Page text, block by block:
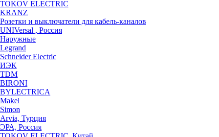
TOKOV ELECTRIC
KRANZ
Розетки и выключатели для кабель-каналов
UNIVersal , Россия
Наружные
Legrand
Schneider Electric
ИЭК
TDM
BIRONI
BYLECTRICA
Makel
Simon
Arvia, Турция
ЭРА, Россия